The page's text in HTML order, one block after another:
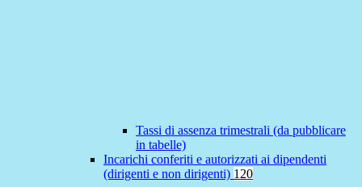
Tassi di assenza trimestrali (da pubblicare
in tabelle)
Incarichi conferiti e autorizzati ai dipendenti
(dirigenti e non dirigenti) 120